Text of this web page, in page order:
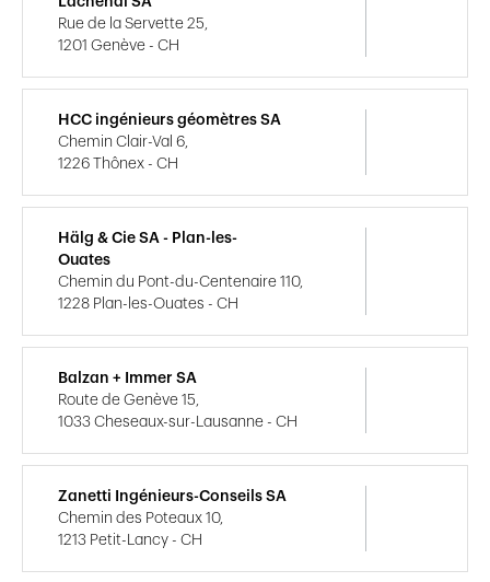
Rue de la Servette 25,
1201 Genève - CH
HCC ingénieurs géomètres SA
Chemin Clair-Val 6,
1226 Thônex - CH
Hälg & Cie SA - Plan-les-
Ouates
Chemin du Pont-du-Centenaire 110,
1228 Plan-les-Ouates - CH
Balzan + Immer SA
Route de Genève 15,
1033 Cheseaux-sur-Lausanne - CH
Zanetti Ingénieurs-Conseils SA
Chemin des Poteaux 10,
1213 Petit-Lancy - CH